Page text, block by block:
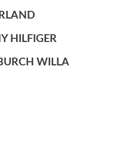
HILFIGER
WILLA